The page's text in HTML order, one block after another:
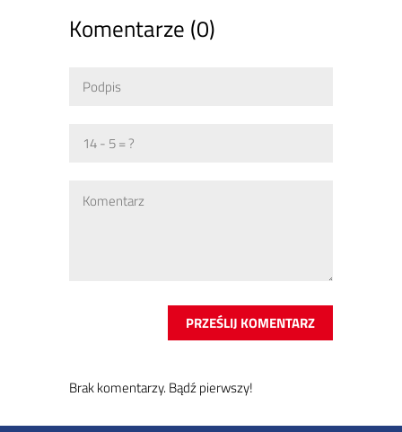
Komentarze (0)
Brak ko­men­ta­rzy. Bądź pierw­szy!